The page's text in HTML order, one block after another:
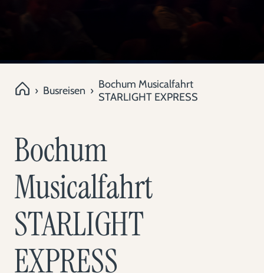
› Busreisen › Bochum Musicalfahrt
STARLIGHT EXPRESS
Bochum
Musicalfahrt
STARLIGHT
EXPRESS